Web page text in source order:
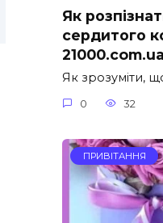
Як
сердитого
21000.com.ua
Як зрозуміти,
0 32
ПРИВІТАННЯ